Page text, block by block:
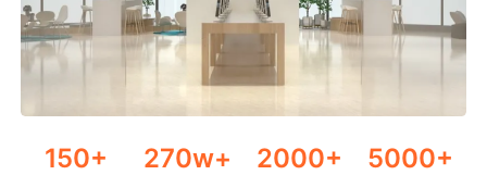
150+ 270w+ 2000+ 5000+